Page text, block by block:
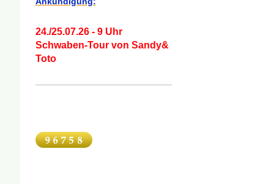
24./25.07.26 - 9 Uhr
Schwaben-Tour von Sandy&
Toto